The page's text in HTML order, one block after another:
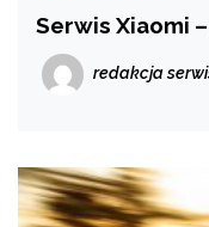
Serwis Xiaomi
redakcja